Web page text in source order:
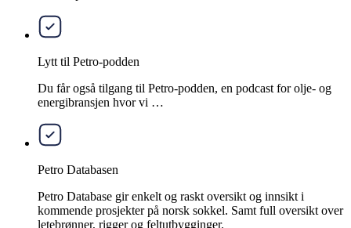
Lytt til Petro-podden
Du får også tilgang til Petro-podden, en podcast for olje- og
energibransjen hvor vi …
Petro Databasen
Petro Database gir enkelt og raskt oversikt og innsikt i
kommende prosjekter på norsk sokkel. Samt full oversikt over
letebrønner, rigger og feltutbygginger.